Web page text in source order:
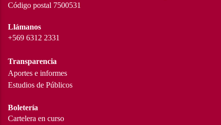
Código postal 7500531
Llámanos
+569 6312 2331
Transparencia
Aportes e informes
Estudios de Públicos
Boletería
Cartelera en curso